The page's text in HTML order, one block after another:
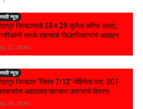
मराठी न्यूज़
जिल्ह्यासाठी 28 व 29 जुलैला ऑरेंज अलर्ट;
सतर्क राहण्याचे जिल्हाधिकाऱ्यांचे आवाहन
27, 2026
मराठी न्यूज़
जिल्ह्यात ‘जिवंत 7/12’ मोहिमेला यश; 207
अद्ययावत सातबारा उताऱ्यांचे वितरण
26, 2026